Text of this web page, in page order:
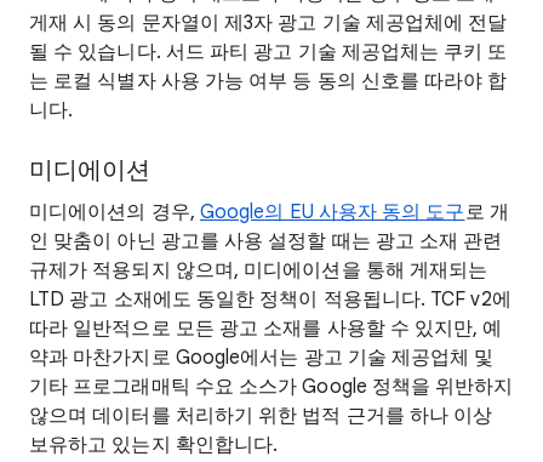
게재 시 동의 문자열이 제3자 광고 기술 제공업체에 전달
될 수 있습니다. 서드 파티 광고 기술 제공업체는 쿠키 또
는 로컬 식별자 사용 가능 여부 등 동의 신호를 따라야 합
니다.
미디에이션
미디에이션의 경우, Google의 EU 사용자 동의 도구로 개
인 맞춤이 아닌 광고를 사용 설정할 때는 광고 소재 관련
규제가 적용되지 않으며, 미디에이션을 통해 게재되는
LTD 광고 소재에도 동일한 정책이 적용됩니다. TCF v2에
따라 일반적으로 모든 광고 소재를 사용할 수 있지만, 예
약과 마찬가지로 Google에서는 광고 기술 제공업체 및
기타 프로그래매틱 수요 소스가 Google 정책을 위반하지
않으며 데이터를 처리하기 위한 법적 근거를 하나 이상
보유하고 있는지 확인합니다.